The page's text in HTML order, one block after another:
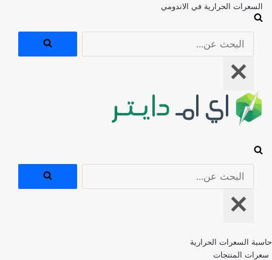
السعرات الحرارية في الاندومي
قائمة
قائمة
التنقل
حاسبة السعرات الحرارية
سعرات المنتجات